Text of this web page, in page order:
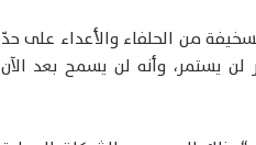
من الحلفاء والأعداء على حدّ
هذا الأمر لن يستمر، وأنه لن يسمح بعد الآن